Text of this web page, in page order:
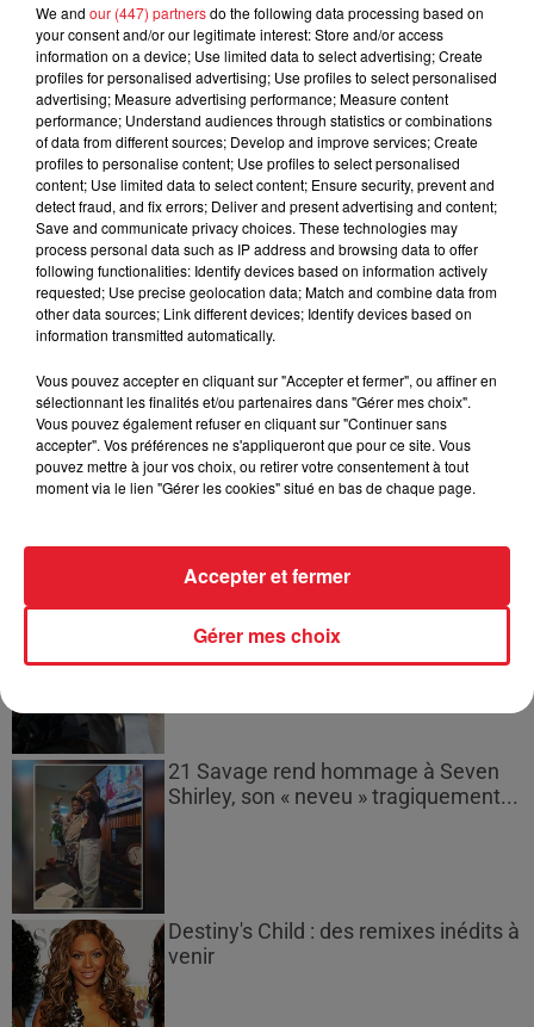
Des vitres tombent de la tour
Montparnasse : des désaccords
entre...
Incendies en Gironde : encore
plusieurs semaines avant
l'extinction...
Bouches-du-Rhône : les ossements
de deux militaires disparus...
Les prix des carburants explosent :
gazole et SP95-E10 au-dessus de...
21 Savage rend hommage à Seven
Shirley, son « neveu » tragiquement...
Destiny's Child : des remixes inédits à
venir
We and our (447) partnersdo the following data processing based on
your consent and/or our legitimate interest: Store and/or access
information on a device; Use limited data to select advertising; Create
profiles for personalised advertising; Use profiles to select personalised
advertising; Measure advertising performance; Measure content
performance; Understand audiences through statistics or combinations
of data from different sources; Develop and improve services; Create
profiles to personalise content; Use profiles to select personalised
content; Use limited data to select content; Ensure security, prevent and
detect fraud, and fix errors; Deliver and present advertising and content;
Save and communicate privacy choices. These technologies may
process personal data such as IP address and browsing data to offer
following functionalities: Identify devices based on information actively
requested; Use precise geolocation data; Match and combine data from
other data sources; Link different devices; Identify devices based on
information transmitted automatically.
Vous pouvez accepter en cliquant sur "Accepter et fermer", ou affiner en
sélectionnant les finalités et/ou partenaires dans "Gérer mes choix".
Vous pouvez également refuser en cliquant sur "Continuer sans
accepter". Vos préférences ne s'appliqueront que pour ce site. Vous
pouvez mettre à jour vos choix, ou retirer votre consentement à tout
moment via le lien "Gérer les cookies" situé en bas de chaque page.
Gérer mes choix
Accepter et fermer